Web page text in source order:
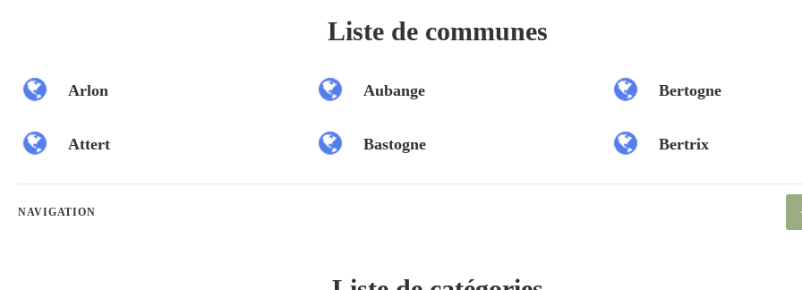
Liste de communes
Arlon
Attert
Aubange
Bastogne
Bertogne
Bertrix
NAVIGATION